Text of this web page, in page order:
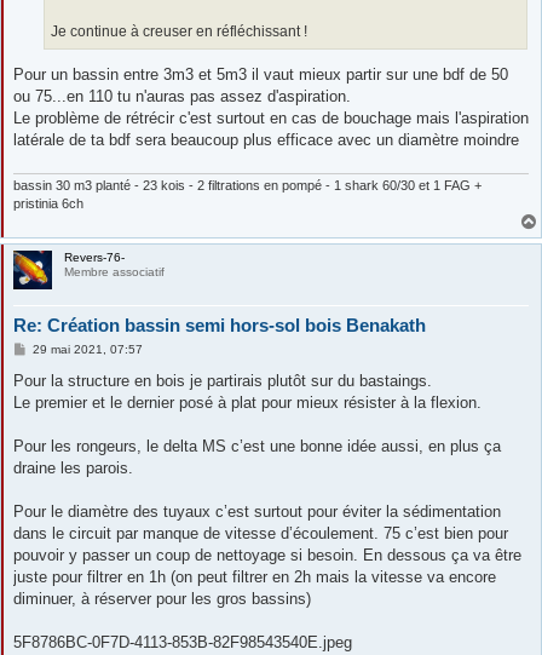
Je continue à creuser en réfléchissant !
Pour un bassin entre 3m3 et 5m3 il vaut mieux partir sur une bdf de 50
ou 75...en 110 tu n'auras pas assez d'aspiration.
Le problème de rétrécir c'est surtout en cas de bouchage mais l'aspiration
latérale de ta bdf sera beaucoup plus efficace avec un diamètre moindre
bassin 30 m3 planté - 23 kois - 2 filtrations en pompé - 1 shark 60/30 et 1 FAG +
pristinia 6ch
Revers-76-
Membre associatif
Re: Création bassin semi hors-sol bois Benakath
M
s
a
29 mai 2021, 07:57
Pour la structure en bois je partirais plutôt sur du bastaings.
Le premier et le dernier posé à plat pour mieux résister à la flexion.
Pour les rongeurs, le delta MS c’est une bonne idée aussi, en plus ça
draine les parois.
Pour le diamètre des tuyaux c’est surtout pour éviter la sédimentation
dans le circuit par manque de vitesse d’écoulement. 75 c’est bien pour
pouvoir y passer un coup de nettoyage si besoin. En dessous ça va être
juste pour filtrer en 1h (on peut filtrer en 2h mais la vitesse va encore
diminuer, à réserver pour les gros bassins)
5F8786BC-0F7D-4113-853B-82F98543540E.jpeg